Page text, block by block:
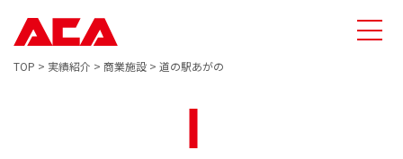
TOP > 実績紹介 > 商業施設 > 道の駅あがの